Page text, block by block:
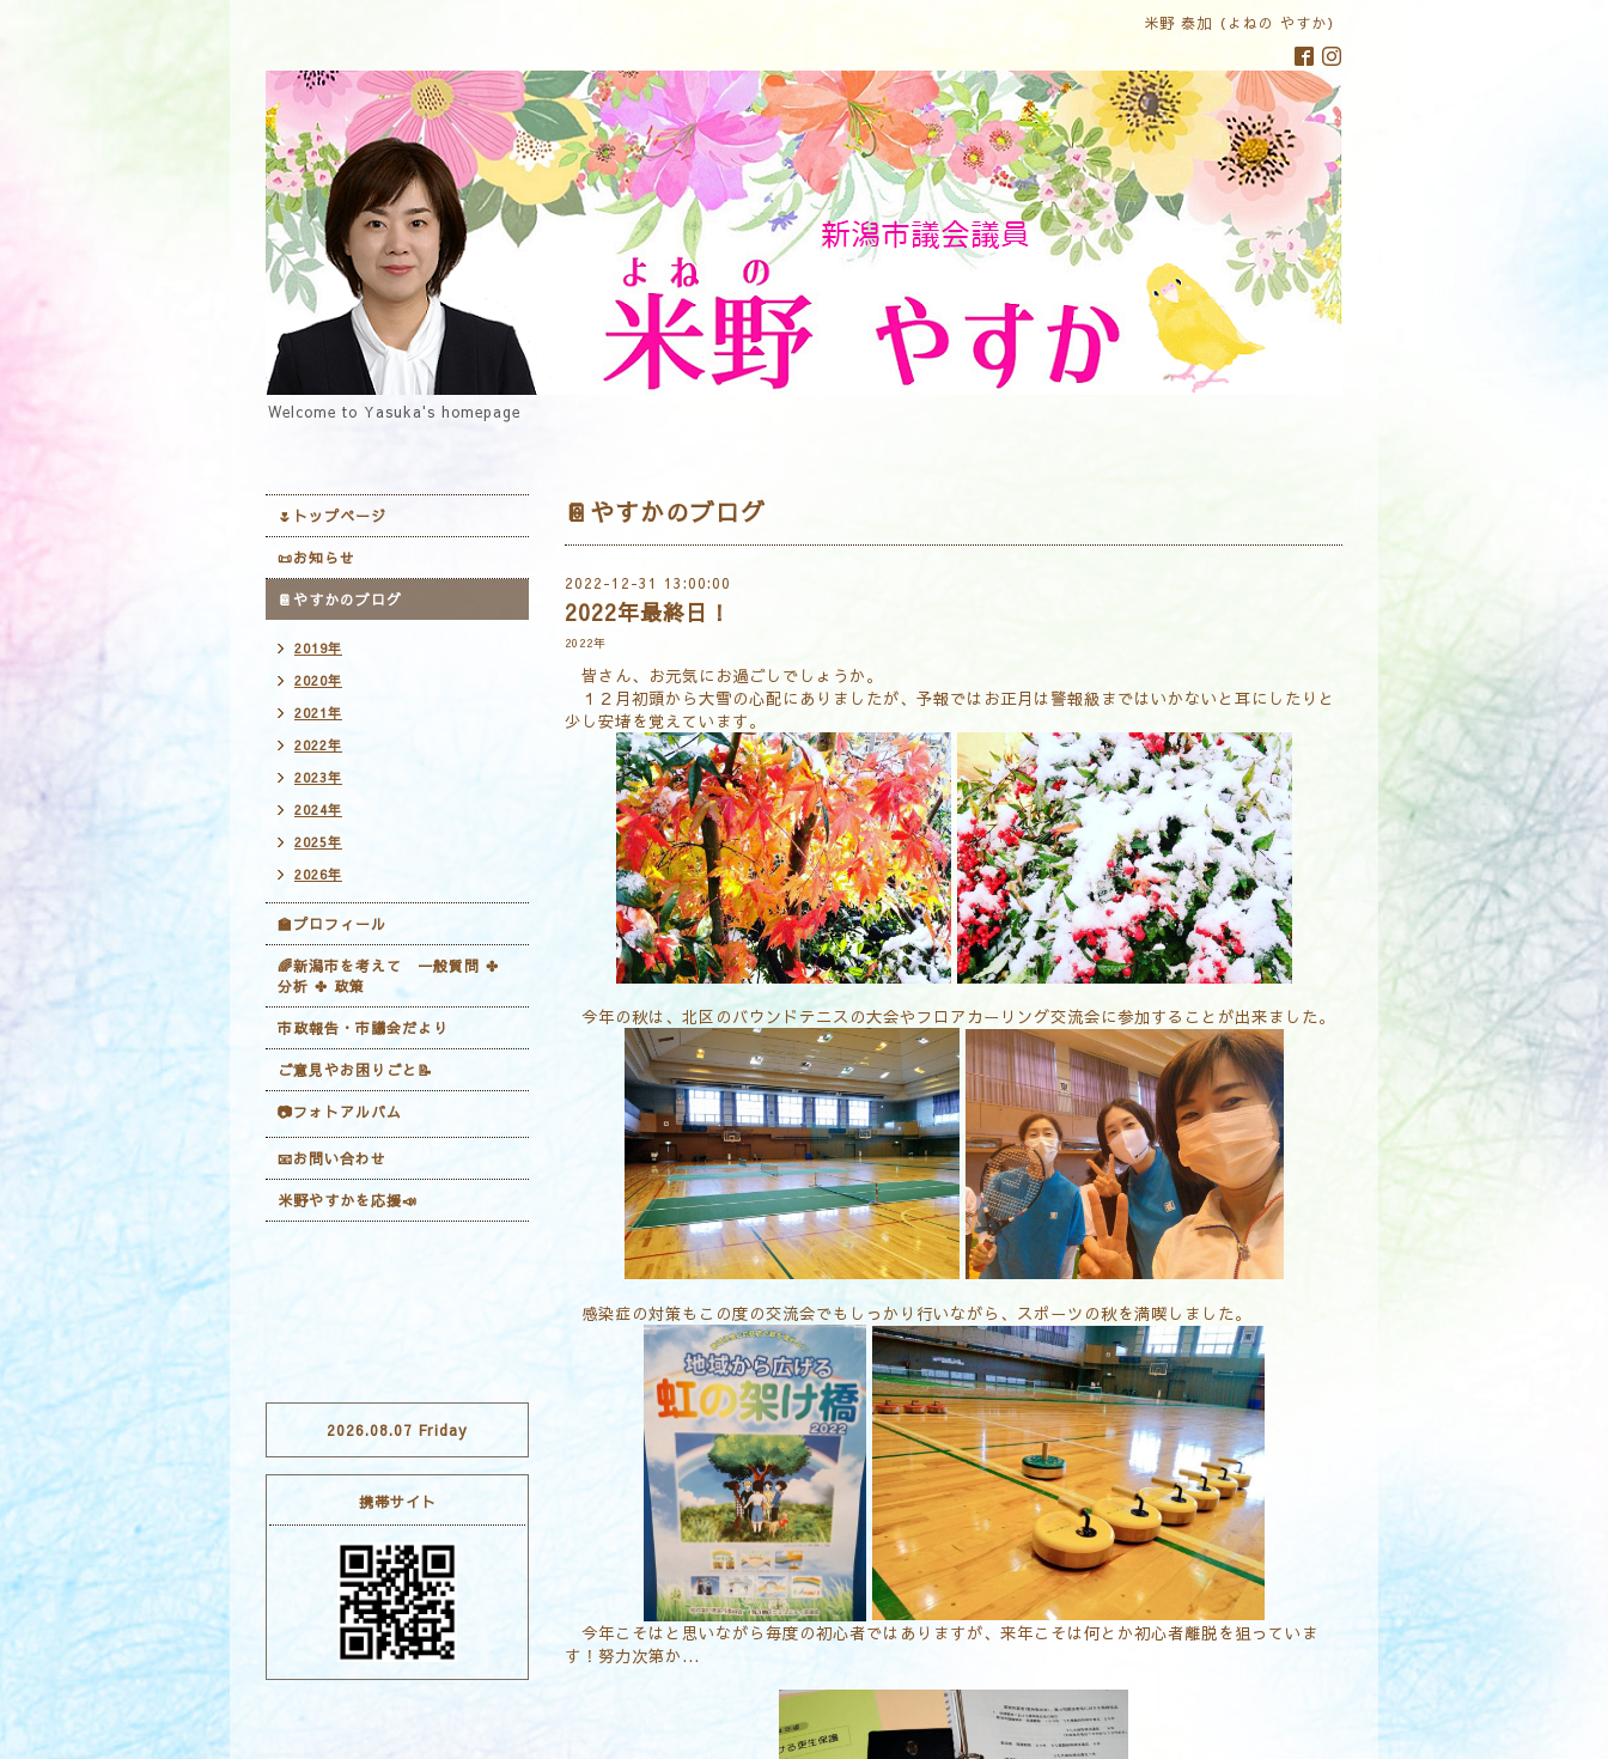
米野 泰加（よねの やすか）
Welcome to Yasuka's homepage
📔やすかのブログ
2022-12-31 13:00:00
2022年最終日！
2022年
皆さん、お元気にお過ごしでしょうか。
１２月初頭から大雪の心配にありましたが、予報ではお正月は警報級まではいかないと耳にしたりと
少し安堵を覚えています。
今年の秋は、北区のバウンドテニスの大会やフロアカーリング交流会に参加することが出来ました。
感染症の対策もこの度の交流会でもしっかり行いながら、スポーツの秋を満喫しました。
今年こそはと思いながら毎度の初心者ではありますが、来年こそは何とか初心者離脱を狙っていま
す！努力次第か...
🌷トップページ
📜お知らせ
📔やすかのブログ
2019年
2020年
2021年
2022年
2023年
2024年
2025年
2026年
🏫プロフィール
🌈新潟市を考えて 一般質問 ✤
分析 ✤ 政策
市政報告・市議会だより
ご意見やお困りごと📝
📷フォトアルバム
📧お問い合わせ
米野やすかを応援📣
2026.08.07 Friday
携帯サイト